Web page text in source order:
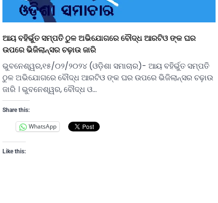
ଆୟ ବହିର୍ଭୁତ ସମ୍ପତି ଠୁଳ ଅଭିଯୋଗରେ ବୌଦ୍ଧ ଆରଟିଓ ଙ୍କ ଘର
ଉପରେ ଭିଜିଲାନ୍ସର ଚଢ଼ାଉ ଜାରି
ଭୁବନେଶ୍ୱର,୧୫/୦୨/୨୦୨୪ (ଓଡ଼ିଶା ସମାଚାର)- ଆୟ ବହିର୍ଭୁତ ସମ୍ପତି
ଠୁଳ ଅଭିଯୋଗରେ ବୌଦ୍ଧ ଆରଟିଓ ଙ୍କ ଘର ଉପରେ ଭିଜିଲାନ୍ସର ଚଢ଼ାଉ
ଜାରି । ଭୁବନେଶ୍ୱର, ବୌଦ୍ଧ ଓ…
Share this:
WhatsApp
Like this: